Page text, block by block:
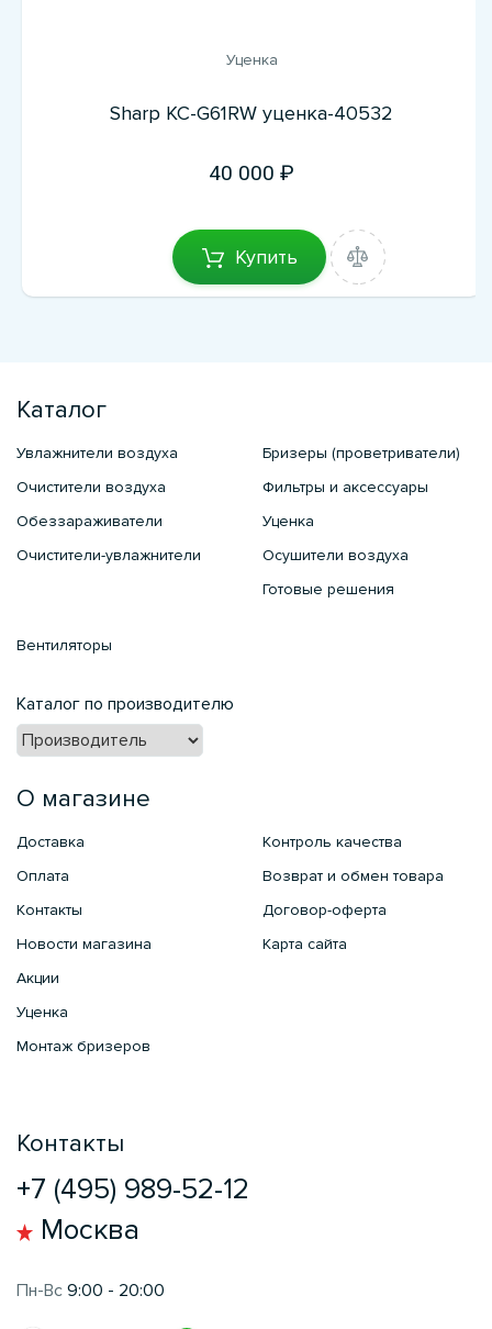
Уценка
Sharp KC-G61RW уценка-40532
40 000
Купить
Каталог
Увлажнители воздуха
Очистители воздуха
Обеззараживатели
Очистители-увлажнители
Бризеры (проветриватели)
Фильтры и аксессуары
Уценка
Осушители воздуха
Готовые решения
Вентиляторы
Каталог по производителю
О магазине
Доставка
Оплата
Контакты
Новости магазина
Акции
Уценка
Монтаж бризеров
Контроль качества
Возврат и обмен товара
Договор-оферта
Карта сайта
Контакты
+7 (495) 989-52-12
Москва
Пн-Вс 9:00 - 20:00